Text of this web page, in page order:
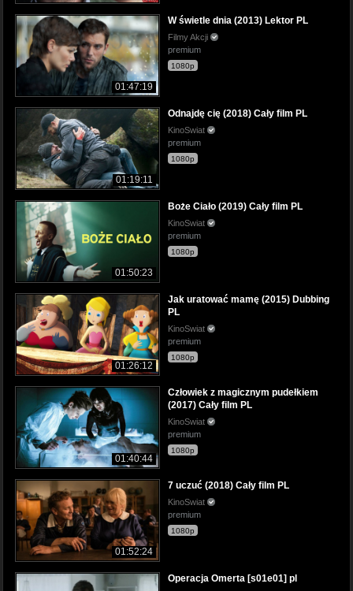
01:47:19
W świetle dnia (2013) Lektor PL
Filmy Akcji
premium
1080p
01:19:11
Odnajdę cię (2018) Cały film PL
KinoSwiat
premium
1080p
01:50:23
Boże Ciało (2019) Cały film PL
KinoSwiat
premium
1080p
01:26:12
Jak uratować mamę (2015) Dubbing
PL
KinoSwiat
premium
1080p
01:40:44
Człowiek z magicznym pudełkiem
(2017) Cały film PL
KinoSwiat
premium
1080p
01:52:24
7 uczuć (2018) Cały film PL
KinoSwiat
premium
1080p
Operacja Omerta [s01e01] pl